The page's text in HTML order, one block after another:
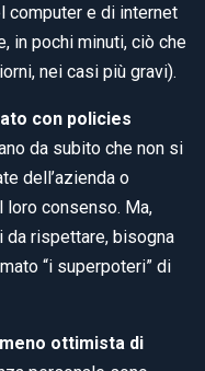
computer e di internet
in pochi minuti, ciò che
nei casi più gravi).
con policies
da subito che non si
dell’azienda o
consenso. Ma,
rispettare, bisogna
“i superpoteri” di
ottimista di